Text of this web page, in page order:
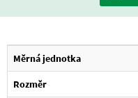
Měrná jednotka
Rozměr